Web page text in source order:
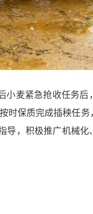
麦紧急抢收任务后
保质完成插秧任务
导，积极推广机械